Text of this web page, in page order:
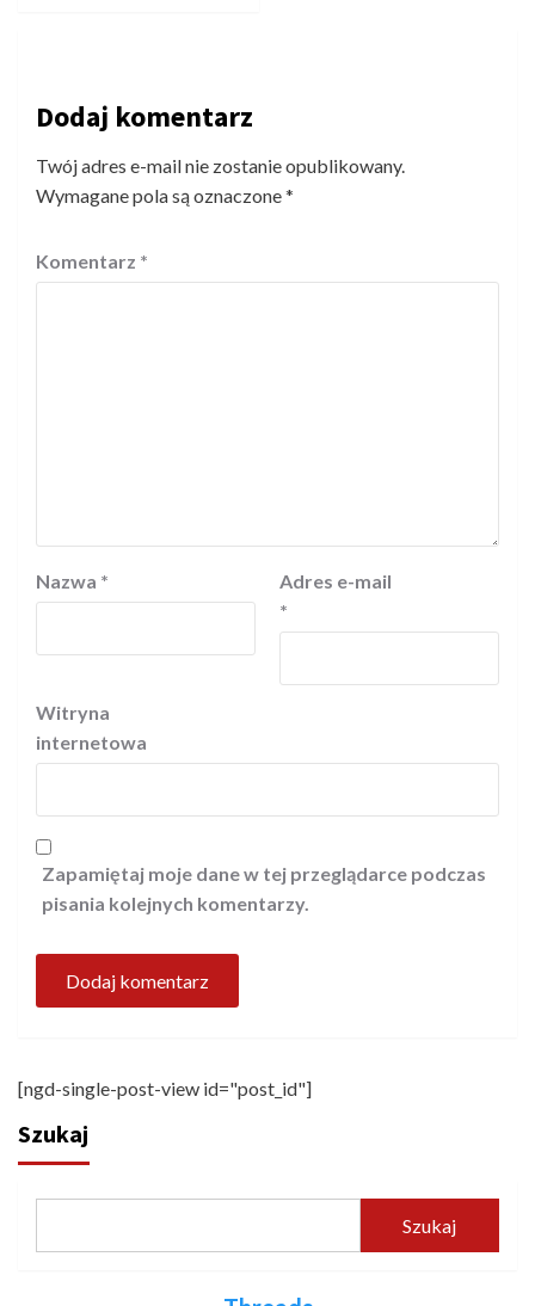
Dodaj komentarz
Twój adres e-mail nie zostanie opublikowany.
Wymagane pola są oznaczone*
Komentarz *
Nazwa *
Adres e-mail
*
Witryna
internetowa
Zapamiętaj moje dane w tej przeglądarce podczas
pisania kolejnych komentarzy.
[ngd-single-post-view id="post_id"]
Szukaj
Szukaj